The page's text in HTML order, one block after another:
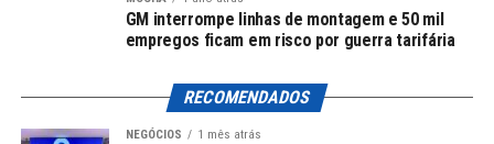
A escolha de Roberto Carlos em informar diretamente
seus seguidores é uma prática cada vez mais comum
manter um laço de confiança com o público.
GM interrompe linhas de montagem e 50 mil
empregos ficam em risco por guerra tarifária
RECOMENDADOS
NEGÓCIOS 1 mês atrás